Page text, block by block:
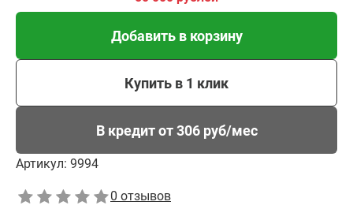
Добавить в корзину
Купить в 1 клик
В кредит от 306 руб/мес
Артикул: 9994
0 отзывов